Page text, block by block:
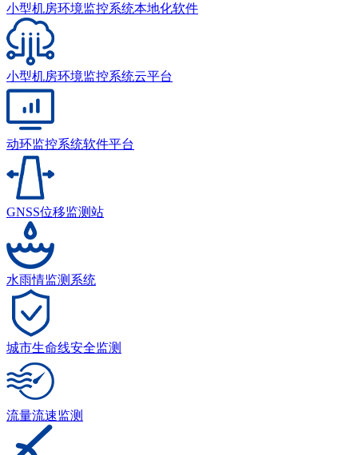
小型机房环境监控系统本地化软件
小型机房环境监控系统云平台
动环监控系统软件平台
GNSS位移监测站
水雨情监测系统
城市生命线安全监测
流量流速监测